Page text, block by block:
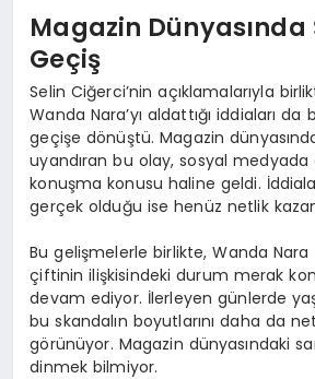
Magazin Dünyasında
Geçiş
Selin Ciğerci’nin açıklamalarıyla
Wanda Nara’yı aldattığı iddiaları
geçişe dönüştü. Magazin
uyandıran bu olay, sosyal
konuşma konusu haline geldi.
gerçek olduğu ise henüz netlik
Bu gelişmelerle birlikte, Wanda
çiftinin ilişkisindeki durum merak
devam ediyor. İlerleyen günlerde
bu skandalın boyutlarını daha da
görünüyor. Magazin dünyasındaki
dinmek bilmiyor.